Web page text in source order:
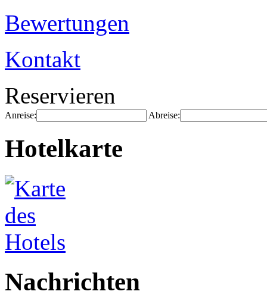
Bewertungen
Kontakt
Reservieren
Anreise: Abreise:
Hotelkarte
Nachrichten